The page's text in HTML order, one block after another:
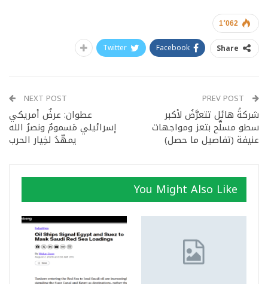
1٬062
Share
Facebook
Twitter
شركةُ هائل تتعرَّضُ لأكبر
سطو مسلَّح بتعز ومواجهات
عنيفة (تفاصيل ما حصل)
NEXT POST
عطوان: عرضٌ أمريكي
إسرائيلي مَسمومٌ ونصرُ الله
يمهّدُ لخِيار الحرب
You Might Also Like